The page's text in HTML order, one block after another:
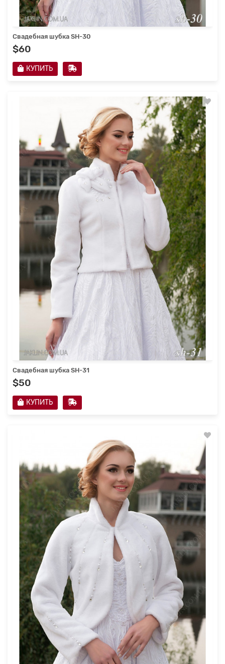
Свадебная шубка SH-30
$60
КУПИТЬ
Свадебная шубка SH-31
$50
КУПИТЬ